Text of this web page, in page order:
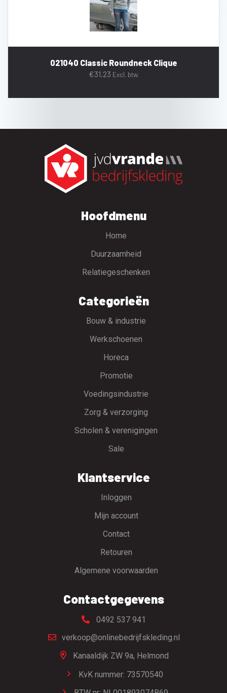
021040 Classic Roundneck Clique
€31,23 Excl. btw.
Hoofdmenu
Home
Duurzaamheid
Relatiegeschenken
Categorieën
Bouw & industrie
Werkschoenen
Horeca
Promotie
Voedingsindustrie
Zorg & verzorging
Scholen & verenigingen
Sale
Klantservice
Inloggen
Mijn account
Contact
Retouren
Algemene voorwaarden
Contactgegevens
0492 537 941
verkoop@onlinebedrijfskleding.nl
Kanaaldijk ZW 9a, Helmond
KvK nummer: 73570540